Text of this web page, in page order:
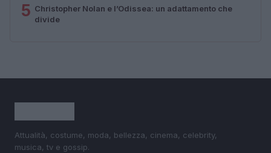
5 Christopher Nolan e l’Odissea: un adattamento che
divide
Attualità, costume, moda, bellezza, cinema, celebrity,
musica, tv e gossip.